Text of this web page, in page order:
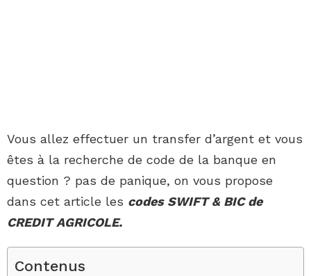
Vous allez effectuer un transfer d’argent et vous
êtes à la recherche de code de la banque en
question ? pas de panique, on vous propose
dans cet article les codes SWIFT & BIC de
CREDIT AGRICOLE.
Contenus